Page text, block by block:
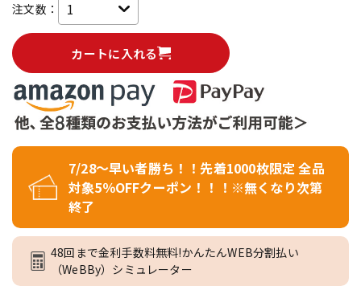
注文数：
カートに入れる
7/28～早い者勝ち！！先着1000枚限定 全品
対象5％OFFクーポン！！！※無くなり次第
終了
48回まで金利手数料無料!かんたんWEB分割払い
（WeBBy）シミュレーター